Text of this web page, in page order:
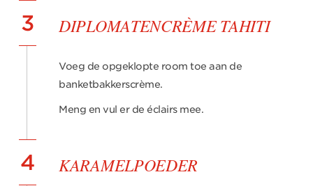
3 DIPLOMATENCRÈME TAHITI
Voeg de opgeklopte room toe aan de
banketbakkerscrème.
Meng en vul er de éclairs mee.
4 KARAMELPOEDER